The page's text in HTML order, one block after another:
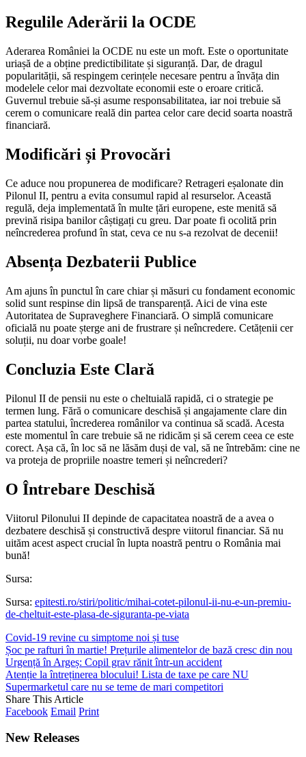
Regulile Aderării la OCDE
Aderarea României la OCDE nu este un moft. Este o oportunitate
uriașă de a obține predictibilitate și siguranță. Dar, de dragul
popularității, să respingem cerințele necesare pentru a învăța din
modelele celor mai dezvoltate economii este o eroare critică.
Guvernul trebuie să-și asume responsabilitatea, iar noi trebuie să
cerem o comunicare reală din partea celor care decid soarta noastră
financiară.
Modificări și Provocări
Ce aduce nou propunerea de modificare? Retrageri eșalonate din
Pilonul II, pentru a evita consumul rapid al resurselor. Această
regulă, deja implementată în multe țări europene, este menită să
prevină risipa banilor câștigați cu greu. Dar poate fi ocolită prin
neîncrederea profund în stat, ceva ce nu s-a rezolvat de decenii!
Absența Dezbaterii Publice
Am ajuns în punctul în care chiar și măsuri cu fondament economic
solid sunt respinse din lipsă de transparență. Aici de vina este
Autoritatea de Supraveghere Financiară. O simplă comunicare
oficială nu poate șterge ani de frustrare și neîncredere. Cetățenii cer
soluții, nu doar vorbe goale!
Concluzia Este Clară
Pilonul II de pensii nu este o cheltuială rapidă, ci o strategie pe
termen lung. Fără o comunicare deschisă și angajamente clare din
partea statului, încrederea românilor va continua să scadă. Acesta
este momentul în care trebuie să ne ridicăm și să cerem ceea ce este
corect. Așa că, în loc să ne lăsăm duși de val, să ne întrebăm: cine ne
va proteja de propriile noastre temeri și neîncrederi?
O Întrebare Deschisă
Viitorul Pilonului II depinde de capacitatea noastră de a avea o
dezbatere deschisă și constructivă despre viitorul financiar. Să nu
uităm acest aspect crucial în lupta noastră pentru o România mai
bună!
Sursa:
Sursa: epitesti.ro/stiri/politic/mihai-cotet-pilonul-ii-nu-e-un-premiu-
de-cheltuit-este-plasa-de-siguranta-pe-viata
Covid-19 revine cu simptome noi și tuse
Șoc pe rafturi în martie! Prețurile alimentelor de bază cresc din nou
Urgență în Argeș: Copil grav rănit într-un accident
Atenție la întreținerea blocului! Lista de taxe pe care NU
Supermarketul care nu se teme de mari competitori
Share This Article
Facebook Email Print
New Releases